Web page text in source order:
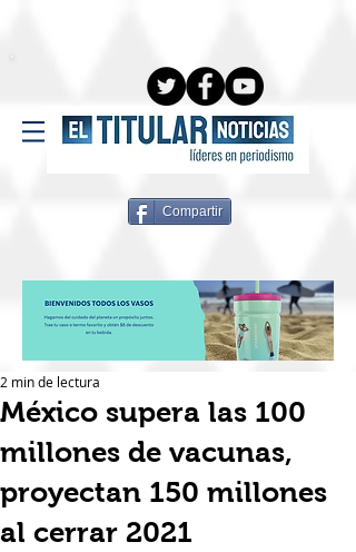
Compartir
México supera las 100
millones de vacunas,
proyectan 150 millones
al cerrar 2021
2 min de lectura